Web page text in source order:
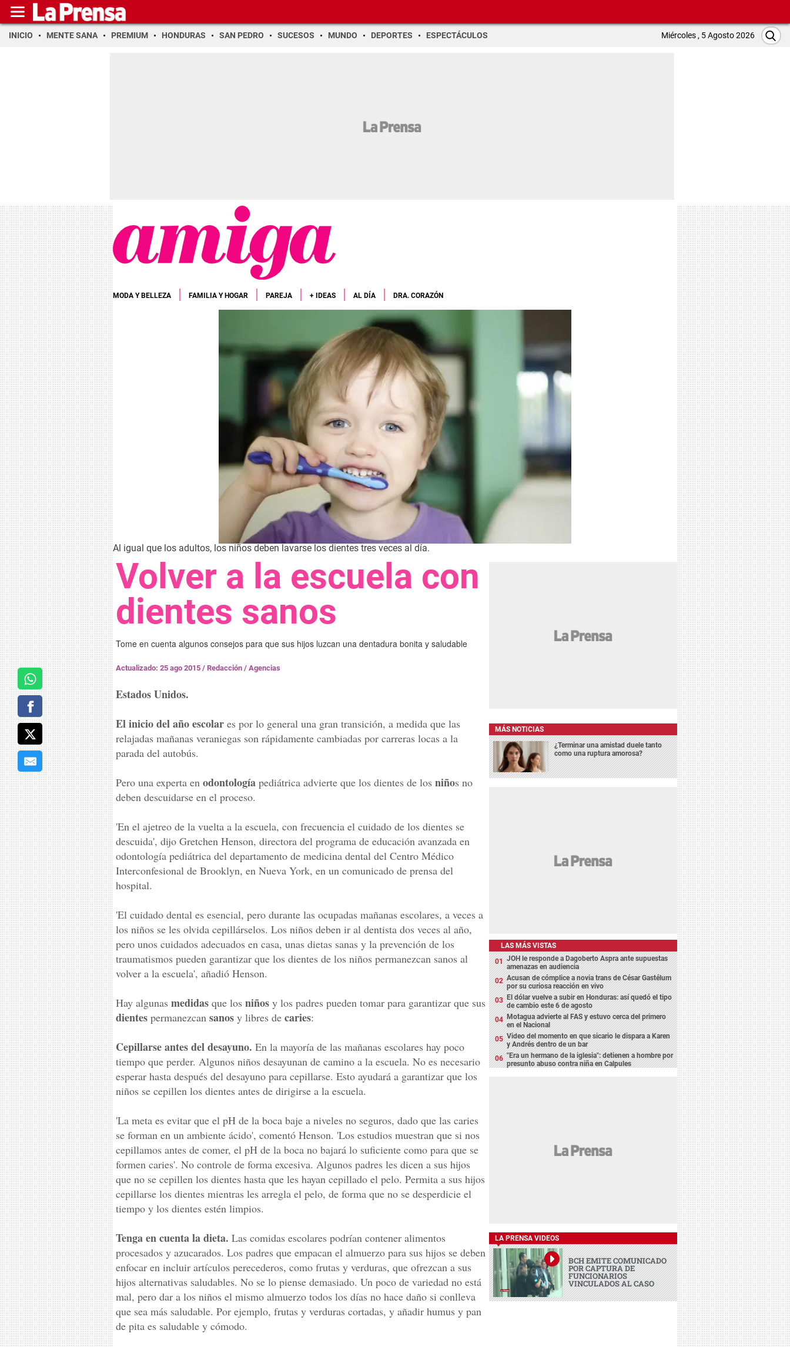
INICIO MENTE SANA PREMIUM HONDURAS SAN PEDRO SUCESOS MUNDO DEPORTES ESPECTÁCULOS Miércoles , 5 Agosto 2026
MODA Y BELLEZA FAMILIA Y HOGAR PAREJA + IDEAS AL DÍA DRA. CORAZÓN
Al igual que los adultos, los niños deben lavarse los dientes tres veces al día.
Volver a la escuela con
dientes sanos
Tome en cuenta algunos consejos para que sus hijos luzcan una dentadura bonita y saludable
Actualizado: 25 ago 2015 / Redacción / Agencias
Estados Unidos.
El inicio del año escolar es por lo general una gran transición, a medida que las
relajadas mañanas veraniegas son rápidamente cambiadas por carreras locas a la
parada del autobús.
Pero una experta en odontología pediátrica advierte que los dientes de los niños no
deben descuidarse en el proceso.
'En el ajetreo de la vuelta a la escuela, con frecuencia el cuidado de los dientes se
descuida', dijo Gretchen Henson, directora del programa de educación avanzada en
odontología pediátrica del departamento de medicina dental del Centro Médico
Interconfesional de Brooklyn, en Nueva York, en un comunicado de prensa del
hospital.
'El cuidado dental es esencial, pero durante las ocupadas mañanas escolares, a veces a
los niños se les olvida cepillárselos. Los niños deben ir al dentista dos veces al año,
pero unos cuidados adecuados en casa, unas dietas sanas y la prevención de los
traumatismos pueden garantizar que los dientes de los niños permanezcan sanos al
volver a la escuela', añadió Henson.
Hay algunas medidas que los niños y los padres pueden tomar para garantizar que sus
dientes permanezcan sanos y libres de caries:
Cepillarse antes del desayuno. En la mayoría de las mañanas escolares hay poco
tiempo que perder. Algunos niños desayunan de camino a la escuela. No es necesario
esperar hasta después del desayuno para cepillarse. Esto ayudará a garantizar que los
niños se cepillen los dientes antes de dirigirse a la escuela.
'La meta es evitar que el pH de la boca baje a niveles no seguros, dado que las caries
se forman en un ambiente ácido', comentó Henson. 'Los estudios muestran que si nos
cepillamos antes de comer, el pH de la boca no bajará lo suficiente como para que se
formen caries'. No controle de forma excesiva. Algunos padres les dicen a sus hijos
que no se cepillen los dientes hasta que les hayan cepillado el pelo. Permita a sus hijos
cepillarse los dientes mientras les arregla el pelo, de forma que no se desperdicie el
tiempo y los dientes estén limpios.
Tenga en cuenta la dieta. Las comidas escolares podrían contener alimentos
procesados y azucarados. Los padres que empacan el almuerzo para sus hijos se deben
enfocar en incluir artículos perecederos, como frutas y verduras, que ofrezcan a sus
hijos alternativas saludables. No se lo piense demasiado. Un poco de variedad no está
mal, pero dar a los niños el mismo almuerzo todos los días no hace daño si conlleva
que sea más saludable. Por ejemplo, frutas y verduras cortadas, y añadir humus y pan
de pita es saludable y cómodo.
MÁS NOTICIAS
¿Terminar una amistad duele tanto
como una ruptura amorosa?
LAS MÁS VISTAS
JOH le responde a Dagoberto Aspra ante supuestas
amenazas en audiencia
Acusan de cómplice a novia trans de César Gastélum
por su curiosa reacción en vivo
El dólar vuelve a subir en Honduras: así quedó el tipo
de cambio este 6 de agosto
Motagua advierte al FAS y estuvo cerca del primero
en el Nacional
Video del momento en que sicario le dispara a Karen
y Andrés dentro de un bar
"Era un hermano de la iglesia": detienen a hombre por
presunto abuso contra niña en Calpules
LA PRENSA VIDEOS
BCH EMITE COMUNICADO
POR CAPTURA DE
FUNCIONARIOS
VINCULADOS AL CASO